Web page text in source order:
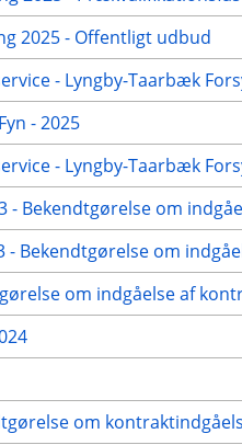
2025 - Offentligt udbud
- Lyngby-Taarbæk
- 2025
- Lyngby-Taarbæk
- Bekendtgørelse om
Bekendtgørelse om
om indgåelse af
om